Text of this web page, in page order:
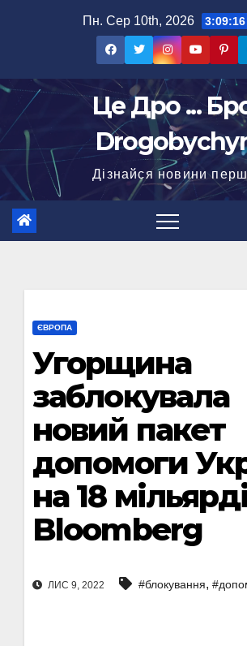
Пн. Сер 10th, 2026 3:09:17
Це Дро ...
Дізнайся новини
ЄВРОПА
Угорщина
заблокувала
новий пакет
допомоги
на 18
Bloomberg
ЛИС 9, 2022 #блокування,